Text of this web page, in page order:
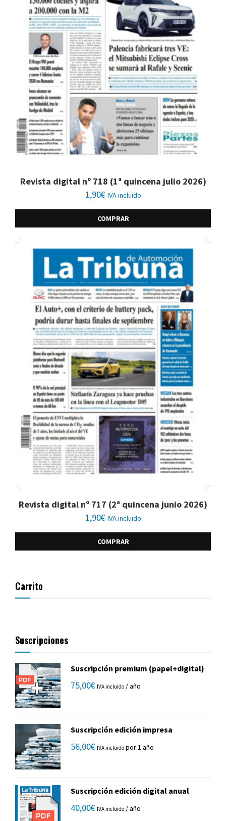
Revista digital nº 718 (1ª quincena julio 2026)
1,90€ IVA incluido
COMPRAR
Revista digital nº 717 (2ª quincena junio 2026)
1,90€ IVA incluido
COMPRAR
Carrito
Suscripciones
Suscripción premium (papel+digital)
75,00€ IVA incluido / año
Suscripción edición impresa
56,00€ IVA incluido por 1 año
Suscripción edición digital anual
40,00€ IVA incluido / año